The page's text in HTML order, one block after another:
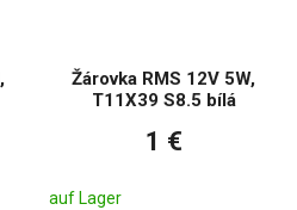
Žárovka RMS 12V 5W,
T11X39 S8.5 bílá
1 €
auf Lager